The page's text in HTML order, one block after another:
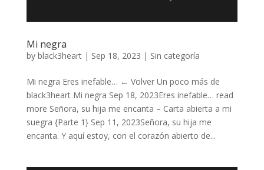
Mi negra
by black3heart| Sep 18, 2023 | Sin categoría
Mi negra Eres inefable… ← Volver Un poco más de
black3heart Mi negra Sep 18, 2023Eres inefable… read
more Señora, su hija me encanta – Carta abierta a mi
suegra {Parte 1} Sep 11, 2023Señora, su hija me
encanta. Y aquí estoy, con el corazón abierto de...